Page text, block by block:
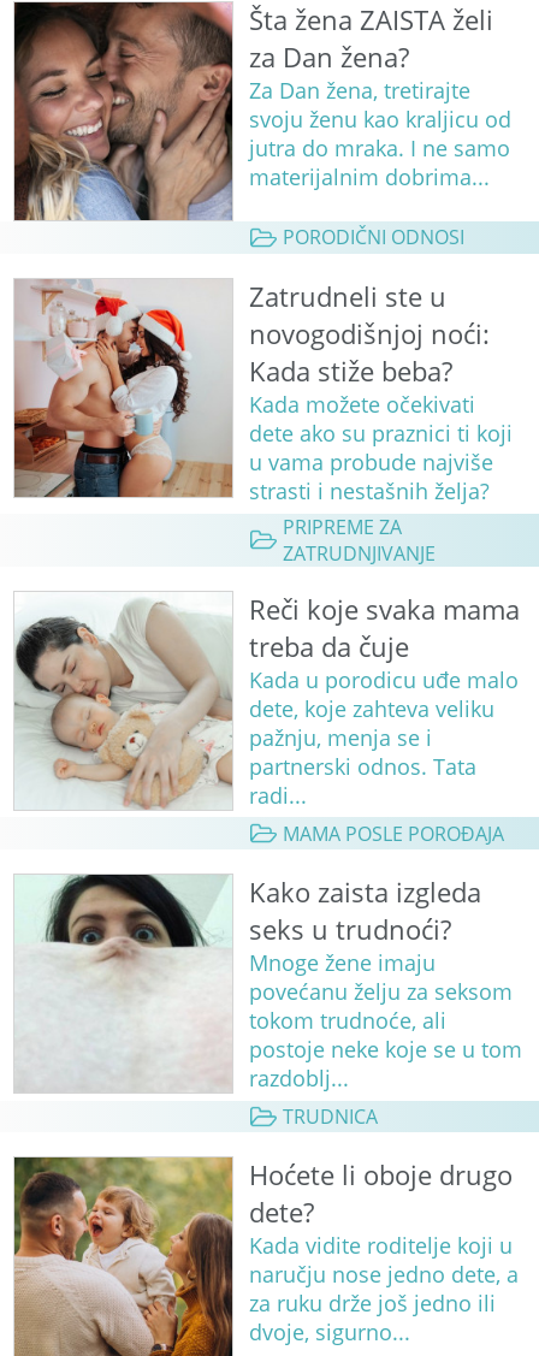
Šta žena ZAISTA želi
za Dan žena?
Za Dan žena, tretirajte
svoju ženu kao kraljicu od
jutra do mraka. I ne samo
materijalnim dobrima...
PORODIČNI ODNOSI
Zatrudneli ste u
novogodišnjoj noći:
Kada stiže beba?
Kada možete očekivati
dete ako su praznici ti koji
u vama probude najviše
strasti i nestašnih želja?
PRIPREME ZA
ZATRUDNJIVANJE
Reči koje svaka mama
treba da čuje
Kada u porodicu uđe malo
dete, koje zahteva veliku
pažnju, menja se i
partnerski odnos. Tata
radi...
MAMA POSLE POROĐAJA
Kako zaista izgleda
seks u trudnoći?
Mnoge žene imaju
povećanu želju za seksom
tokom trudnoće, ali
postoje neke koje se u tom
razdoblj...
TRUDNICA
Hoćete li oboje drugo
dete?
Kada vidite roditelje koji u
naručju nose jedno dete, a
za ruku drže još jedno ili
dvoje, sigurno...